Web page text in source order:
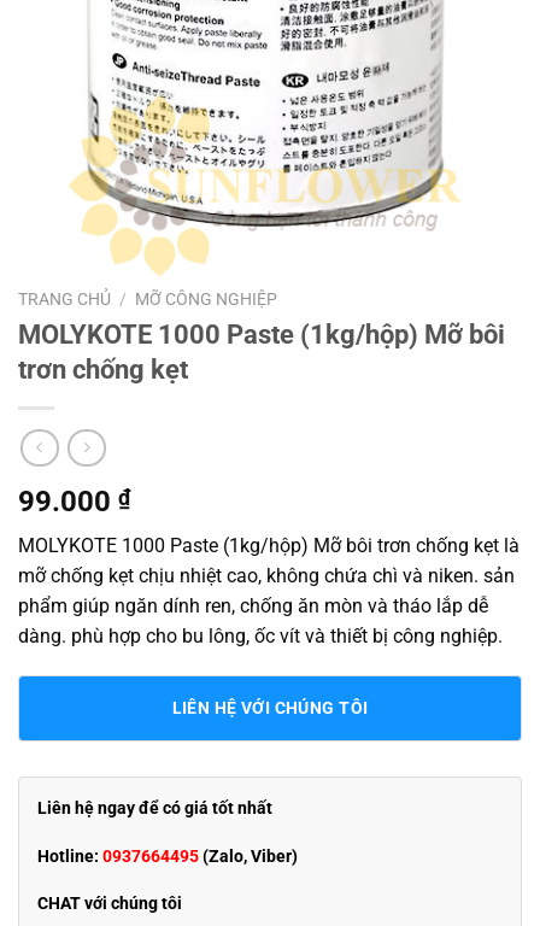
TRANG CHỦ / MỠ CÔNG NGHIỆP
MOLYKOTE 1000 Paste (1kg/hộp) Mỡ bôi
trơn chống kẹt
99.000 ₫
MOLYKOTE 1000 Paste (1kg/hộp) Mỡ bôi trơn chống kẹt là
mỡ chống kẹt chịu nhiệt cao, không chứa chì và niken. sản
phẩm giúp ngăn dính ren, chống ăn mòn và tháo lắp dễ
dàng. phù hợp cho bu lông, ốc vít và thiết bị công nghiệp.
LIÊN HỆ VỚI CHÚNG TÔI
Liên hệ ngay để có giá tốt nhất
Hotline: 0937664495(Zalo, Viber)
CHAT với chúng tôi